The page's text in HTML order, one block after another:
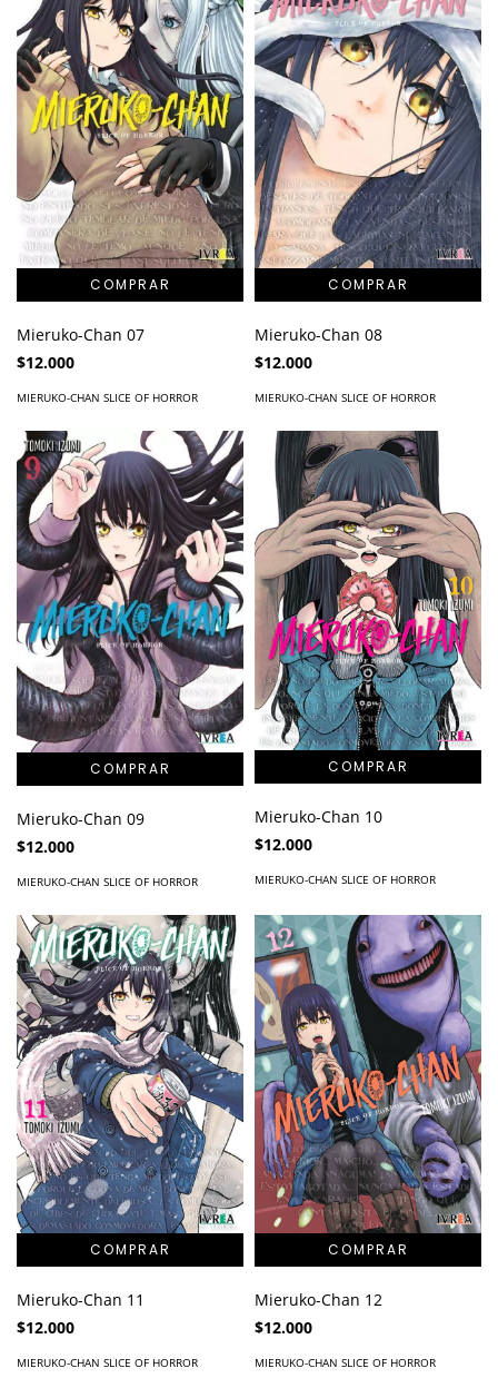
Mieruko-Chan 07
$12.000
MIERUKO-CHAN SLICE OF HORROR
Mieruko-Chan 08
$12.000
MIERUKO-CHAN SLICE OF HORROR
Mieruko-Chan 09
$12.000
MIERUKO-CHAN SLICE OF HORROR
Mieruko-Chan 10
$12.000
MIERUKO-CHAN SLICE OF HORROR
Mieruko-Chan 11
$12.000
MIERUKO-CHAN SLICE OF HORROR
Mieruko-Chan 12
$12.000
MIERUKO-CHAN SLICE OF HORROR